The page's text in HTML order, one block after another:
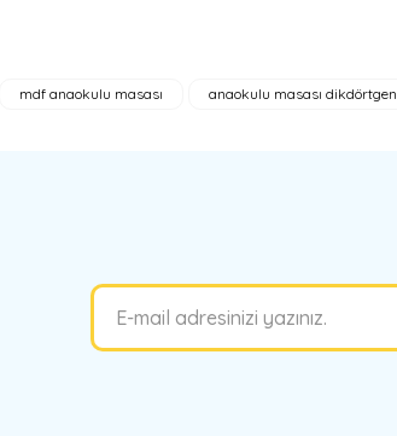
mdf anaokulu masası
anaokulu masası dikdörtgen